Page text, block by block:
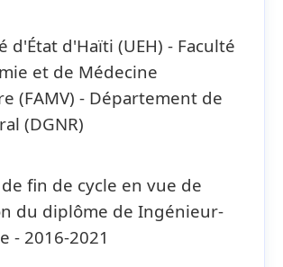
d'État d'Haïti (UEH) - Faculté
et de Médecine
(FAMV) - Département de
(DGNR)
fin de cycle en vue de
du diplôme de Ingénieur-
- 2016-2021